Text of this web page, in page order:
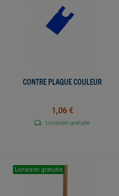
CONTRE PLAQUE COULEUR
1,06 €
Livraison gratuite
Livraison gratuite